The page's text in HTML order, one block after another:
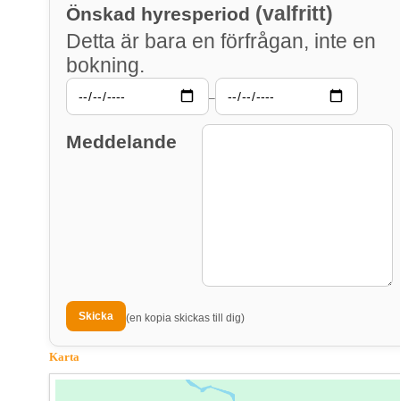
Önskad hyresperiod (valfritt)
Detta är bara en förfrågan, inte en
bokning.
–
Meddelande
(en kopia skickas till dig)
Karta